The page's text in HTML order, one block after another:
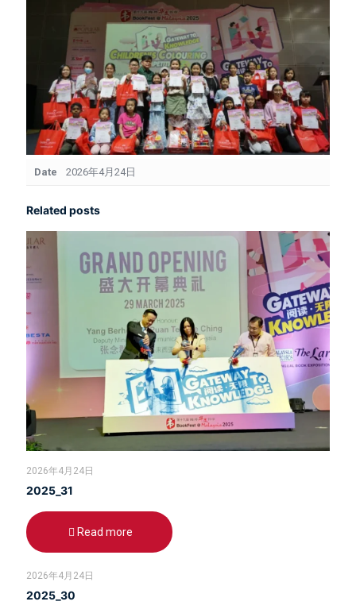
Date 2026年4月24日
Related posts
2026年4月24日
2025_31
Read more
2026年4月24日
2025_30